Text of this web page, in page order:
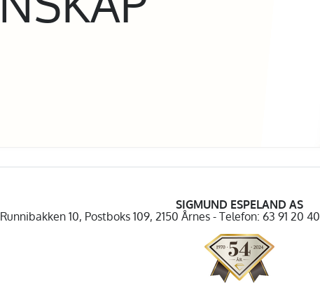
SIGMUND ESPELAND AS
Runnibakken 10, Postboks 109, 2150 Årnes - Telefon: 63 91 20